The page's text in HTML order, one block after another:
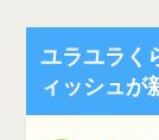
ユラユラ
ィッシュ